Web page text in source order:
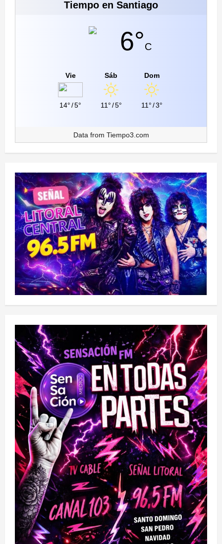
Tiempo en Santiago
6°C
Vie
14°/5°
Sáb
11°/5°
Dom
11°/3°
Data from Tiempo3.com